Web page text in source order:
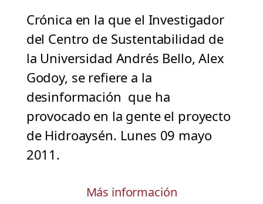
Crónica en la que el Investigador
del Centro de Sustentabilidad de
la Universidad Andrés Bello, Alex
Godoy, se refiere a la
desinformación que ha
provocado en la gente el proyecto
de Hidroaysén. Lunes 09 mayo
2011.
Más información